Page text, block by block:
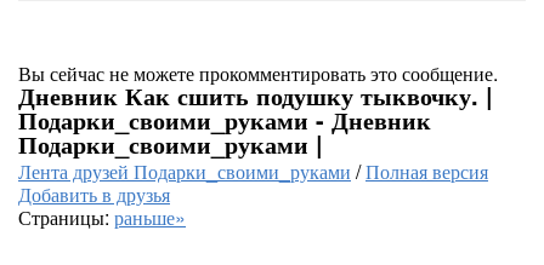
Вы сейчас не можете прокомментировать это сообщение.
Дневник Как сшить подушку тыквочку. |
Подарки_своими_руками - Дневник
Подарки_своими_руками |
Лента друзей Подарки_своими_руками /Полная версия
Добавить в друзья
Страницы: раньше»